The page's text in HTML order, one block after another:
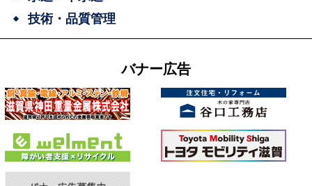
技術・品質管理
バナー広告